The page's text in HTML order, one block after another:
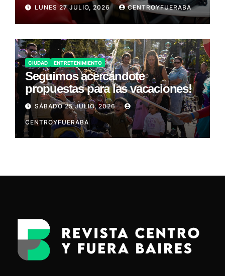
LUNES 27 JULIO, 2026 CENTROYFUERABA
CIUDAD ENTRETENIMIENTO
Seguimos acercándote
propuestas para las vacaciones!
SÁBADO 25 JULIO, 2026
CENTROYFUERABA